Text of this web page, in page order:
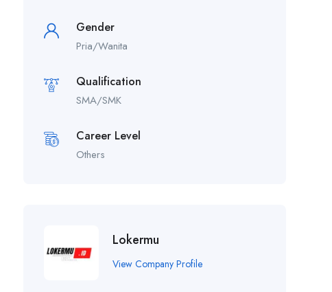
Gender
Pria/Wanita
Qualification
SMA/SMK
Career Level
Others
Lokermu
View Company Profile